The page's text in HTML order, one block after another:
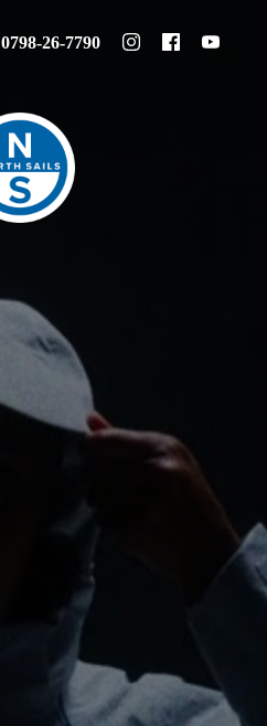
0798-26-7790